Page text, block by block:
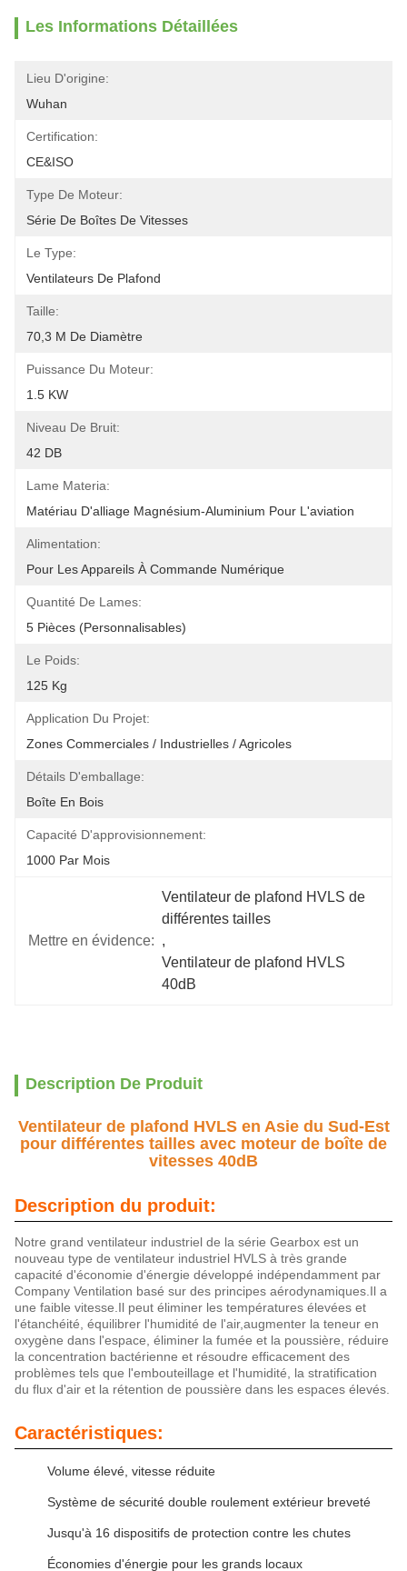
Les Informations Détaillées
Lieu D'origine:
Wuhan
Certification:
CE&ISO
Type De Moteur:
Série De Boîtes De Vitesses
Le Type:
Ventilateurs De Plafond
Taille:
70,3 M De Diamètre
Puissance Du Moteur:
1.5 KW
Niveau De Bruit:
42 DB
Lame Materia:
Matériau D'alliage Magnésium-Aluminium Pour L'aviation
Alimentation:
Pour Les Appareils À Commande Numérique
Quantité De Lames:
5 Pièces (personnalisables)
Le Poids:
125 Kg
Application Du Projet:
Zones Commerciales / Industrielles / Agricoles
Détails D'emballage:
Boîte En Bois
Capacité D'approvisionnement:
1000 Par Mois
Mettre en évidence:
Ventilateur de plafond HVLS de
différentes tailles
,
Ventilateur de plafond HVLS
40dB
Description De Produit
Ventilateur de plafond HVLS en Asie du Sud-Est
pour différentes tailles avec moteur de boîte de
vitesses 40dB
Description du produit:
Notre grand ventilateur industriel de la série Gearbox est un
nouveau type de ventilateur industriel HVLS à très grande
capacité d'économie d'énergie développé indépendamment par
Company Ventilation basé sur des principes aérodynamiques.Il a
une faible vitesse.Il peut éliminer les températures élevées et
l'étanchéité, équilibrer l'humidité de l'air,augmenter la teneur en
oxygène dans l'espace, éliminer la fumée et la poussière, réduire
la concentration bactérienne et résoudre efficacement des
problèmes tels que l'embouteillage et l'humidité, la stratification
du flux d'air et la rétention de poussière dans les espaces élevés.
Caractéristiques:
Volume élevé, vitesse réduite
Système de sécurité double roulement extérieur breveté
Jusqu'à 16 dispositifs de protection contre les chutes
Économies d'énergie pour les grands locaux